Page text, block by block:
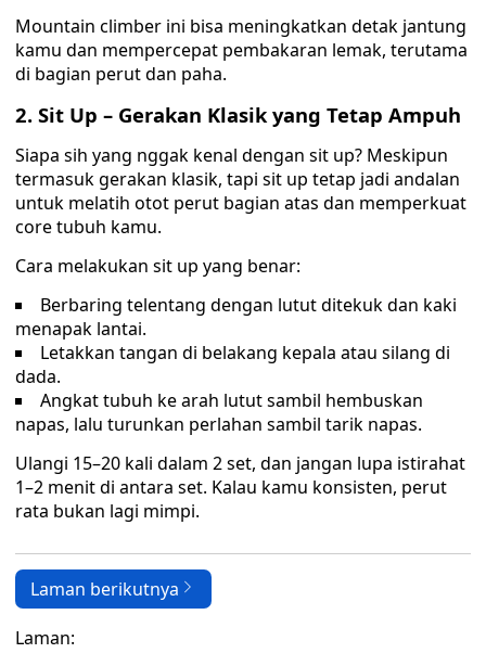
Mountain climber ini bisa meningkatkan detak jantung
kamu dan mempercepat pembakaran lemak, terutama
di bagian perut dan paha.
2. Sit Up – Gerakan Klasik yang Tetap Ampuh
Siapa sih yang nggak kenal dengan sit up? Meskipun
termasuk gerakan klasik, tapi sit up tetap jadi andalan
untuk melatih otot perut bagian atas dan memperkuat
core tubuh kamu.
Cara melakukan sit up yang benar:
Berbaring telentang dengan lutut ditekuk dan kaki
menapak lantai.
Letakkan tangan di belakang kepala atau silang di
dada.
Angkat tubuh ke arah lutut sambil hembuskan
napas, lalu turunkan perlahan sambil tarik napas.
Ulangi 15–20 kali dalam 2 set, dan jangan lupa istirahat
1–2 menit di antara set. Kalau kamu konsisten, perut
rata bukan lagi mimpi.
Laman berikutnya
Laman: